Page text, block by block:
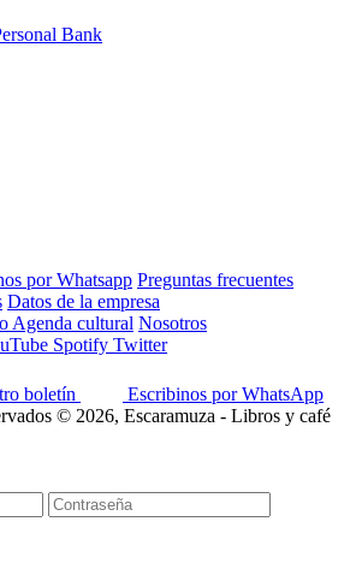
por Whatsapp Preguntas frecuentes
Datos de la empresa
Agenda cultural Nosotros
Spotify Twitter
boletín
Escribinos por WhatsApp
© 2026, Escaramuza - Libros y café